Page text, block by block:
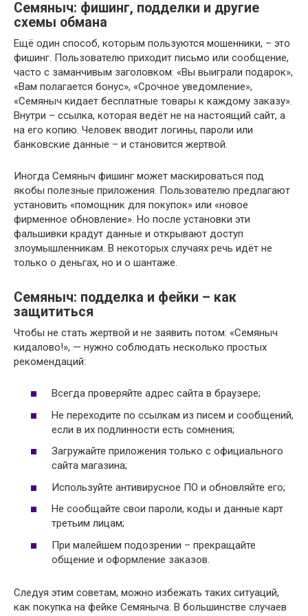
Семяныч: фишинг, подделки и другие
схемы обмана
Ещё один способ, которым пользуются мошенники, – это
фишинг. Пользователю приходит письмо или сообщение,
часто с заманчивым заголовком: «Вы выиграли подарок»,
«Вам полагается бонус», «Срочное уведомление»,
«Семяныч кидает бесплатные товары к каждому заказу».
Внутри – ссылка, которая ведёт не на настоящий сайт, а
на его копию. Человек вводит логины, пароли или
банковские данные – и становится жертвой.
Иногда Семяныч фишинг может маскироваться под
якобы полезные приложения. Пользователю предлагают
установить «помощник для покупок» или «новое
фирменное обновление». Но после установки эти
фальшивки крадут данные и открывают доступ
злоумышленникам. В некоторых случаях речь идёт не
только о деньгах, но и о шантаже.
Семяныч: подделка и фейки – как
защититься
Чтобы не стать жертвой и не заявить потом: «Семяныч
кидалово!», — нужно соблюдать несколько простых
рекомендаций:
Всегда проверяйте адрес сайта в браузере;
Не переходите по ссылкам из писем и сообщений,
если в их подлинности есть сомнения;
Загружайте приложения только с официального
сайта магазина;
Используйте антивирусное ПО и обновляйте его;
Не сообщайте свои пароли, коды и данные карт
третьим лицам;
При малейшем подозрении – прекращайте
общение и оформление заказов.
Следуя этим советам, можно избежать таких ситуаций,
как покупка на фейке Семяныча. В большинстве случаев